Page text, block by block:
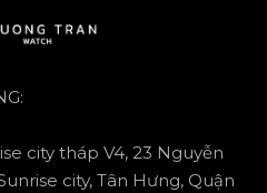
city tháp V4, 23 Nguyễn
city, Tân Hưng, Quận